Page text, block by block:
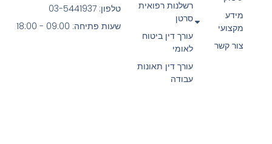
רשלנות רפואית
סרטן
עורך דין ביטוח
לאומי
עורך דין תאונות
עבודה
מידע
מקצועי
צור קשר
טלפון: 03-5441937
שעות פתיחה: 09:00 - 18:00